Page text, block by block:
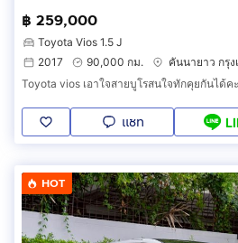
฿ 259,000
Toyota Vios 1.5 J
2017
90,000 กม.
คันนายาว กรุ
Toyota vios เอาใจสายบูโรสนใจทักคุยกันได้คะ
แชท
HOT